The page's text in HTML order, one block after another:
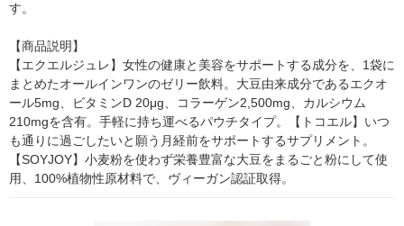
す。
【商品説明】
【エクエルジュレ】女性の健康と美容をサポートする成分を、1袋に
まとめたオールインワンのゼリー飲料。大豆由来成分であるエクオ
ール5mg、ビタミンD 20μg、コラーゲン2,500mg、カルシウム
210mgを含有。手軽に持ち運べるパウチタイプ。【トコエル】いつ
も通りに過ごしたいと願う月経前をサポートするサプリメント。
【SOYJOY】小麦粉を使わず栄養豊富な大豆をまるごと粉にして使
用、100%植物性原材料で、ヴィーガン認証取得。